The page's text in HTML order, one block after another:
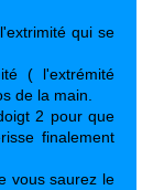
qui se
( l'extrémité
de la main.
2 pour que
finalement
vous saurez le